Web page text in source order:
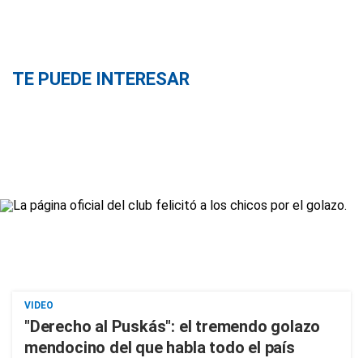
TE PUEDE INTERESAR
VIDEO
"Derecho al Puskás": el tremendo golazo
mendocino del que habla todo el país